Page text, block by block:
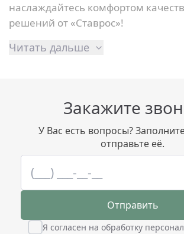
наслаждайтесь комфортом
решений от «Ставрос»!
Читать дальше
Закажите
У Вас есть вопросы?
отправьте её.
Отправить
Я согласен на обработку